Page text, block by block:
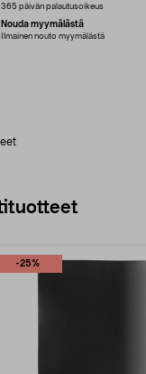
365 päivän palautusoikeus
Nouda myymälästä
Ilmainen nouto myymälästä
-25%